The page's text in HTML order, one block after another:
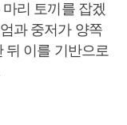
리 토끼를 잡겠
과 중저가 양쪽
뒤 이를 기반으로